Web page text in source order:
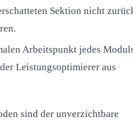
Sektion nicht
Arbeitspunkt jedes
Leistungsoptimierer aus
sind der unverzichtbare